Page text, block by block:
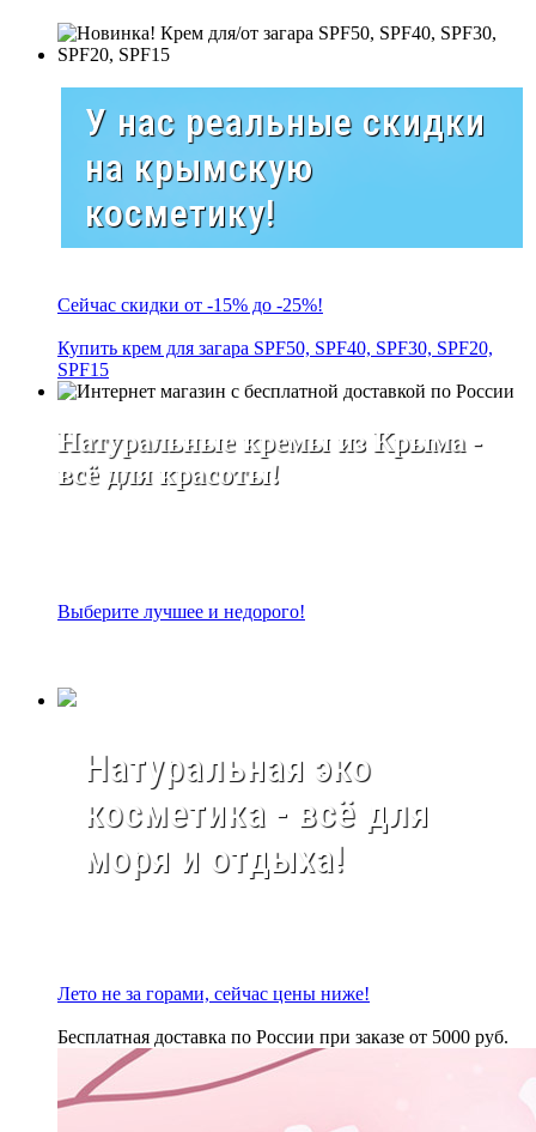
У нас реальные скидки
на крымскую
косметику!
Сейчас скидки от -15% до -25%!
Купить крем для загара SPF50, SPF40, SPF30, SPF20,
SPF15
Натуральные кремы из Крыма -
всё для красоты!
Выберите лучшее и недорого!
Натуральная эко
косметика - всё для
моря и отдыха!
Лето не за горами, сейчас цены ниже!
Бесплатная доставка по России при заказе от 5000 руб.